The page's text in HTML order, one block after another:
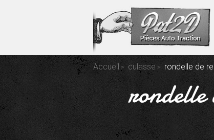
Accueil culasse rondelle de
rondelle